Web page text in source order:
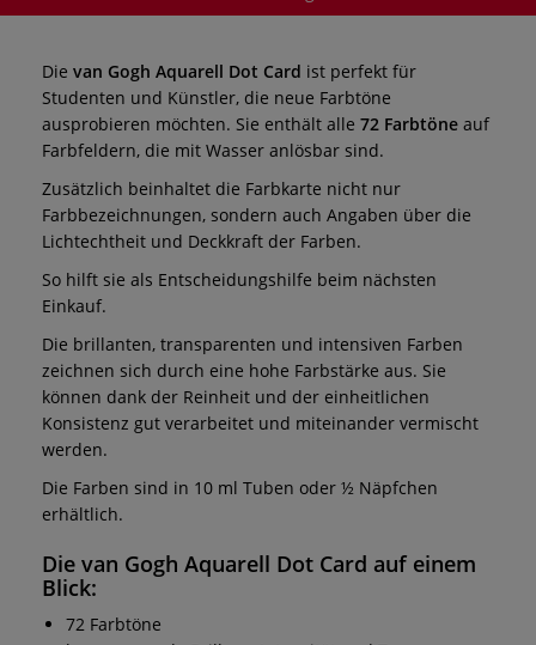
Die van Gogh Aquarell Dot Card ist perfekt für
Studenten und Künstler, die neue Farbtöne
ausprobieren möchten. Sie enthält alle 72 Farbtöne auf
Farbfeldern, die mit Wasser anlösbar sind.
Zusätzlich beinhaltet die Farbkarte nicht nur
Farbbezeichnungen, sondern auch Angaben über die
Lichtechtheit und Deckkraft der Farben.
So hilft sie als Entscheidungshilfe beim nächsten
Einkauf.
Die brillanten, transparenten und intensiven Farben
zeichnen sich durch eine hohe Farbstärke aus. Sie
können dank der Reinheit und der einheitlichen
Konsistenz gut verarbeitet und miteinander vermischt
werden.
Die Farben sind in 10 ml Tuben oder ½ Näpfchen
erhältlich.
Die van Gogh Aquarell Dot Card auf einem
Blick:
72 Farbtöne